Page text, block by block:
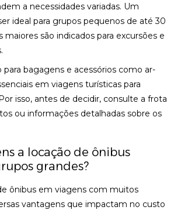
a necessidades variadas. Um
ideal para grupos pequenos de até 30
maiores são indicados para excursões e
para bagagens e acessórios como ar-
em viagens turísticas para
isso, antes de decidir, consulte a frota
ou informações detalhadas sobre os
a locação de ônibus
grandes?
ônibus em viagens com muitos
vantagens que impactam no custo